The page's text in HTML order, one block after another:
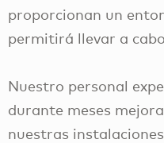
proporcionan un
permitirá llevar a
Nuestro personal
durante meses
nuestras